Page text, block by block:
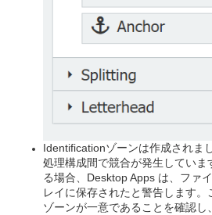
Identificationゾーンは作成されま
処理構成間で競合が発生していま
る場合、Desktop Apps は、ファ
レイに保存されたと警告します
ゾーンが一意であることを確認